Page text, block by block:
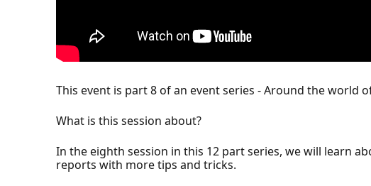
This event is part 8 of an event series - Around the world
What is this session about?
In the eighth session in this 12 part series, we will learn
reports with more tips and tricks.